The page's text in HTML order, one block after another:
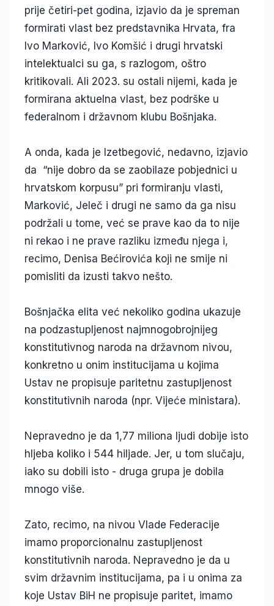
prije četiri-pet godina, izjavio da je spreman
formirati vlast bez predstavnika Hrvata, fra
Ivo Marković, Ivo Komšić i drugi hrvatski
intelektualci su ga, s razlogom, oštro
kritikovali. Ali 2023. su ostali nijemi, kada je
formirana aktuelna vlast, bez podrške u
federalnom i državnom klubu Bošnjaka.
A onda, kada je Izetbegović, nedavno, izjavio
da “nije dobro da se zaobilaze pobjednici u
hrvatskom korpusu” pri formiranju vlasti,
Marković, Jeleč i drugi ne samo da ga nisu
podržali u tome, već se prave kao da to nije
ni rekao i ne prave razliku između njega i,
recimo, Denisa Bećirovića koji ne smije ni
pomisliti da izusti takvo nešto.
Bošnjačka elita već nekoliko godina ukazuje
na podzastupljenost najmnogobrojnijeg
konstitutivnog naroda na državnom nivou,
konkretno u onim institucijama u kojima
Ustav ne propisuje paritetnu zastupljenost
konstitutivnih naroda (npr. Vijeće ministara).
Nepravedno je da 1,77 miliona ljudi dobije isto
hljeba koliko i 544 hiljade. Jer, u tom slučaju,
iako su dobili isto - druga grupa je dobila
mnogo više.
Zato, recimo, na nivou Vlade Federacije
imamo proporcionalnu zastupljenost
konstitutivnih naroda. Nepravedno je da u
svim državnim institucijama, pa i u onima za
koje Ustav BiH ne propisuje paritet, imamo